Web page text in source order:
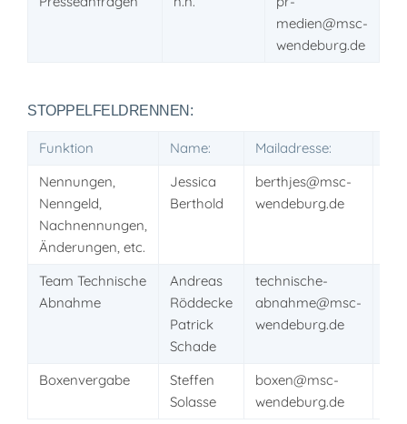
medien@msc-
wendeburg.de
STOPPELFELDRENNEN:
Funktion Name: Mailadresse:
Nennungen,
Nenngeld,
Nachnennungen,
Änderungen, etc.
Jessica
Berthold
berthjes@msc-
wendeburg.de
Team Technische
Abnahme
Andreas
Röddecke
Patrick
Schade
technische-
abnahme@msc-
wendeburg.de
Boxenvergabe
Steffen
Solasse
boxen@msc-
wendeburg.de